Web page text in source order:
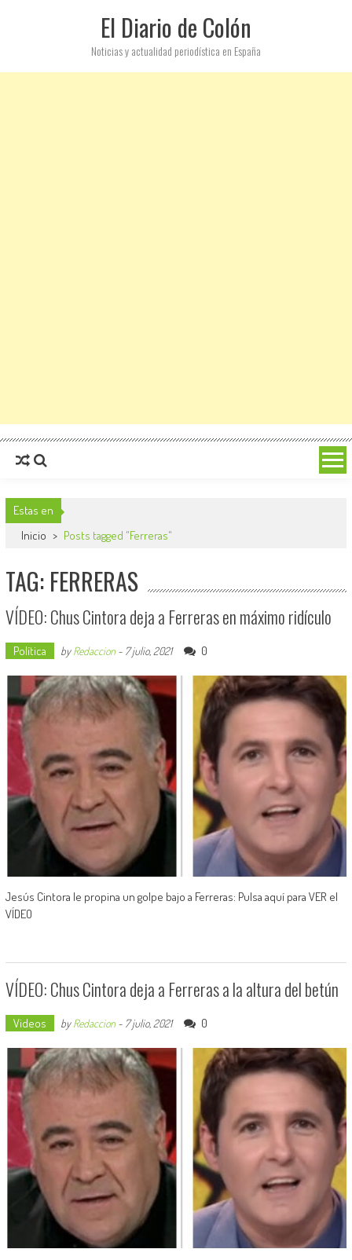
El Diario de Colón
Noticias y actualidad periodística en España
Estas en
Inicio > Posts tagged "Ferreras"
TAG: FERRERAS
VÍDEO: Chus Cintora deja a Ferreras en máximo ridículo
Política byRedaccion- 7 julio, 2021 0
Jesús Cintora le propina un golpe bajo a Ferreras: Pulsa aquí para VER el
VÍDEO
VÍDEO: Chus Cintora deja a Ferreras a la altura del betún
Videos byRedaccion- 7 julio, 2021 0